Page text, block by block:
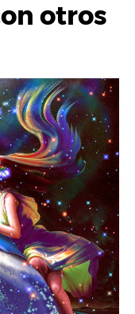
otros